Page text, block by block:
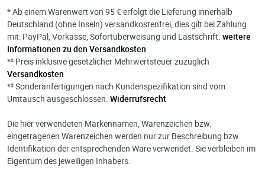
* Ab einem Warenwert von 95 € erfolgt die Lieferung innerhalb
Deutschland (ohne Inseln) versandkostenfrei, dies gilt bei Zahlung
mit: PayPal, Vorkasse, Sofortüberweisung und Lastschrift. weitere
Informationen zu den Versandkosten
*² Preis inklusive gesetzlicher Mehrwertsteuer zuzüglich
Versandkosten
*³ Sonderanfertigungen nach Kundenspezifikation sind vom
Umtausch ausgeschlossen. Widerrufsrecht
Die hier verwendeten Markennamen, Warenzeichen bzw.
eingetragenen Warenzeichen werden nur zur Beschreibung bzw.
Identifikation der entsprechenden Ware verwendet. Sie verbleiben im
Eigentum des jeweiligen Inhabers.